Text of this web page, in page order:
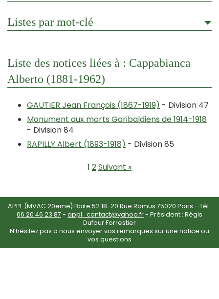
Listes par mot-clé
Liste des notices liées à : Cappabianca
Alberto (1881-1962)
GAUTIER Jean François (1867-1919) - Division 47
Monument aux morts Garibaldiens de 1914-1918
- Division 84
RAPILLY Albert (1893-1918) - Division 85
1 2Suivant »
APPL (MVAC 20eme) Boite 52 18-20 Rue Ramus 75020 Paris - Tél :
06 20 46 23 87 - appl_contact@yahoo.fr- Président : Régis
Dufour Forrestier
N’hésitez pas à nous envoyer vos remarques sur une notice ou
vos questions